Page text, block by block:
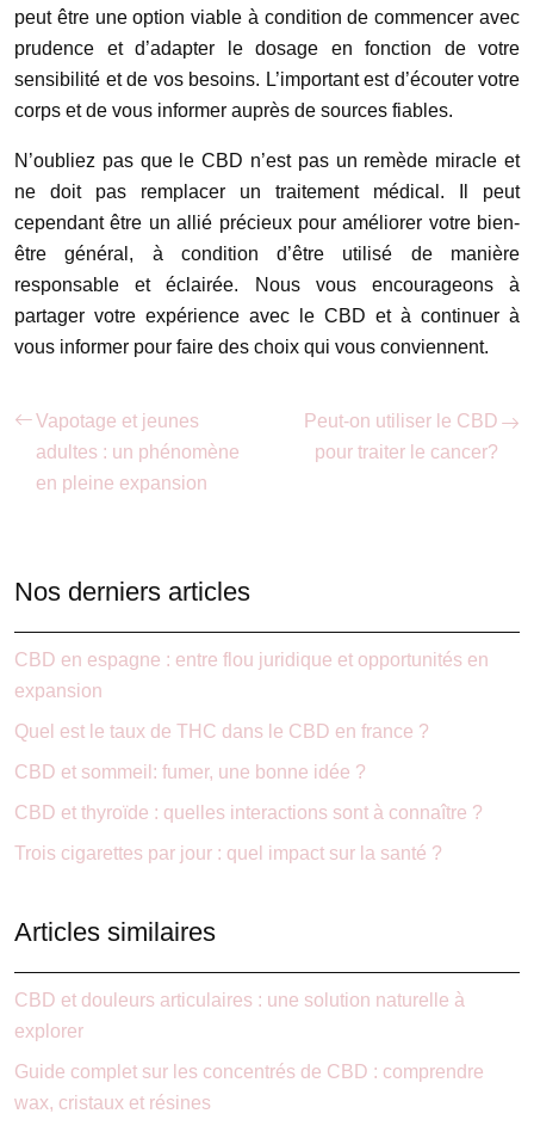
peut être une option viable à condition de commencer avec
prudence et d’adapter le dosage en fonction de votre
sensibilité et de vos besoins. L’important est d’écouter votre
corps et de vous informer auprès de sources fiables.
N’oubliez pas que le CBD n’est pas un remède miracle et
ne doit pas remplacer un traitement médical. Il peut
cependant être un allié précieux pour améliorer votre bien-
être général, à condition d’être utilisé de manière
responsable et éclairée. Nous vous encourageons à
partager votre expérience avec le CBD et à continuer à
vous informer pour faire des choix qui vous conviennent.
Vapotage et jeunes
adultes : un phénomène
en pleine expansion
Peut-on utiliser le CBD
pour traiter le cancer?
Nos derniers articles
CBD en espagne : entre flou juridique et opportunités en
expansion
Quel est le taux de THC dans le CBD en france ?
CBD et sommeil: fumer, une bonne idée ?
CBD et thyroïde : quelles interactions sont à connaître ?
Trois cigarettes par jour : quel impact sur la santé ?
Articles similaires
CBD et douleurs articulaires : une solution naturelle à
explorer
Guide complet sur les concentrés de CBD : comprendre
wax, cristaux et résines